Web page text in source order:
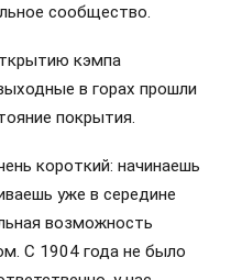
сообщество.
кэмпа
в горах прошли
покрытия.
короткий: начинаешь
уже в середине
возможность
С 1904 года не было